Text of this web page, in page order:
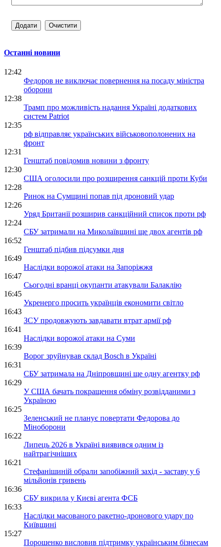
Останні новини
12:42
Федоров не виключає повернення на посаду міністра
оборони
12:38
Трамп про можливість надання Україні додаткових
систем Patriot
12:35
рф відправляє українських військовополонених на
фронт
12:31
Генштаб повідомив новини з фронту
12:30
США оголосили про розширення санкцій проти Куби
12:28
Ринок на Сумщині попав під дроновий удар
12:26
Уряд Британії розширив санкційний список проти рф
12:24
СБУ затримали на Миколаївщині ще двох агентів рф
16:52
Генштаб підбив підсумки дня
16:49
Наслідки ворожої атаки на Запоріжжя
16:47
Сьогодні вранці окупанти атакували Балаклію
16:45
Укренерго просить українців економити світло
16:43
ЗСУ продовжують завдавати втрат армії рф
16:41
Наслідки ворожої атаки на Суми
16:39
Ворог зруйнував склад Bosch в Україні
16:31
СБУ затримала на Дніпровщині ще одну агентку рф
16:29
У США бачать покращення обміну розвідданими з
Україною
16:25
Зеленський не планує повертати Федорова до
Міноборони
16:22
Липець 2026 в Україні виявився одним із
найтрагічніших
16:21
Стефанішиній обрали запобіжний захід - заставу у 6
мільйонів гривень
16:36
СБУ викрила у Києві агента ФСБ
16:33
Наслідки масованого ракетно-дронового удару по
Київщині
15:27
Порошенко висловив підтримку українським бізнесам